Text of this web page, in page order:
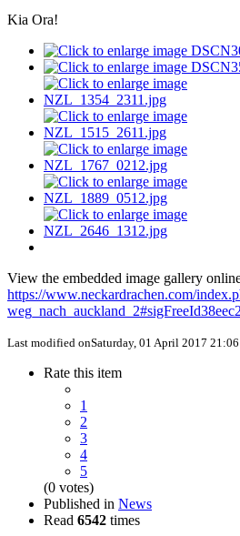
Kia Ora!
View the embedded image gallery
https://www.neckardrachen.com/
Last modified onSaturday, 01 April 2017 21:06
Rate this item
1
2
3
4
5
(0 votes)
Published in News
Read 6542 times